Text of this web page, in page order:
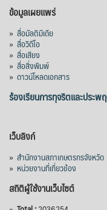
ข้อมูลเผยแพร่
» สื่อมัลติมีเดีย
» สื่อวิดีโอ
» สื่อเสียง
» สื่อสิ่งพิมพ์
» ดาวน์โหลดเอกสาร
ร้องเรียนการทุจริตและประพ
เว็บลิงก์
» สำนักงานสภาเกษตรกรจังหวัด
» หน่วยงานที่เกี่ยวข้อง
สถิติผู้ใช้งานเว็บไซต์